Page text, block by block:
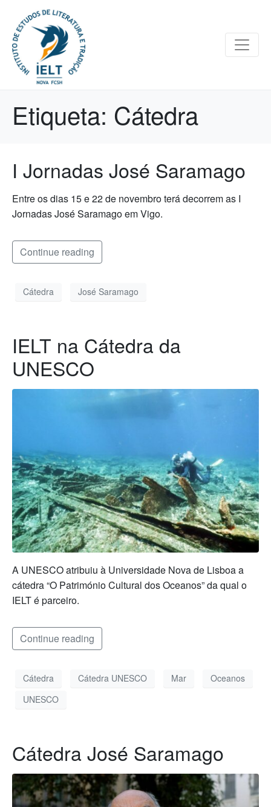
Etiqueta: Cátedra
I Jornadas José Saramago
Entre os dias 15 e 22 de novembro terá decorrem as I
Jornadas José Saramago em Vigo.
Continue reading
Cátedra José Saramago
IELT na Cátedra da
UNESCO
A UNESCO atribuiu à Universidade Nova de Lisboa a
cátedra “O Património Cultural dos Oceanos” da qual o
IELT é parceiro.
Continue reading
Cátedra Cátedra UNESCO Mar
Oceanos
UNESCO
Cátedra José Saramago